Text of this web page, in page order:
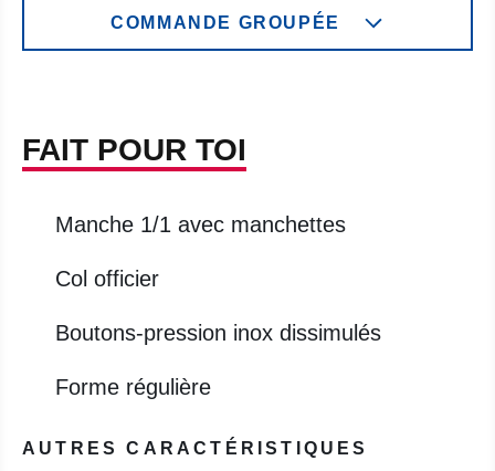
COMMANDE GROUPÉE
FAIT POUR TOI
Manche 1/1 avec manchettes
Col officier
Boutons-pression inox dissimulés
Forme régulière
AUTRES CARACTÉRISTIQUES